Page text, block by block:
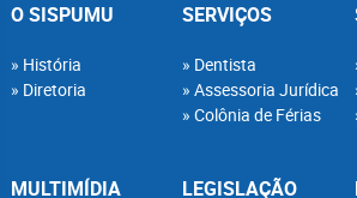
O SISPUMU
História
Diretoria
SERVIÇOS
Dentista
Assessoria Jurídica
Colônia de Férias
MULTIMÍDIA LEGISLAÇÃO